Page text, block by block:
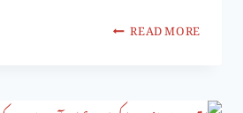
READ MORE